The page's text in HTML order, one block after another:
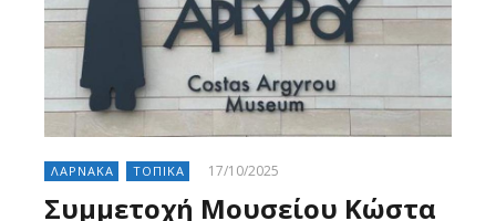
ΛΑΡΝΑΚΑ ΤΟΠΙΚΑ 17/10/2025
Συμμετοχή Μουσείου Κώστα